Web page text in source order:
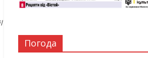
Погода